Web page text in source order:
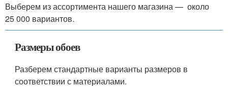
Выберем из ассортимента нашего магазина — около
25 000 вариантов.
Размеры обоев
Разберем стандартные варианты размеров в
соответствии с материалами.